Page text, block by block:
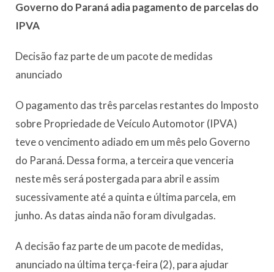
Governo do Paraná adia pagamento de parcelas do
IPVA
Decisão faz parte de um pacote de medidas
anunciado
O pagamento das três parcelas restantes do Imposto
sobre Propriedade de Veículo Automotor (IPVA)
teve o vencimento adiado em um mês pelo Governo
do Paraná. Dessa forma, a terceira que venceria
neste mês será postergada para abril e assim
sucessivamente até a quinta e última parcela, em
junho. As datas ainda não foram divulgadas.
A decisão faz parte de um pacote de medidas,
anunciado na última terça-feira (2), para ajudar